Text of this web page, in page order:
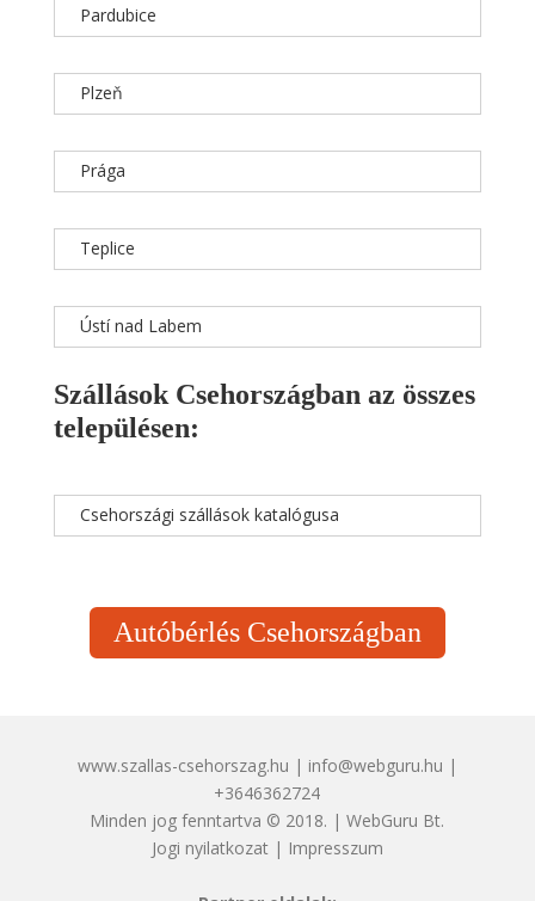
Pardubice
Plzeň
Prága
Teplice
Ústí nad Labem
Szállások Csehországban az összes
településen:
Csehországi szállások katalógusa
Autóbérlés Csehországban
www.szallas-csehorszag.hu | info@webguru.hu |
+3646362724
Minden jog fenntartva © 2018. | WebGuru Bt.
Jogi nyilatkozat| Impresszum